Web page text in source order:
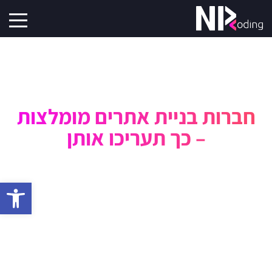
פתח
חברות בניית אתרים מומלצות
– כך תעריכו אותן